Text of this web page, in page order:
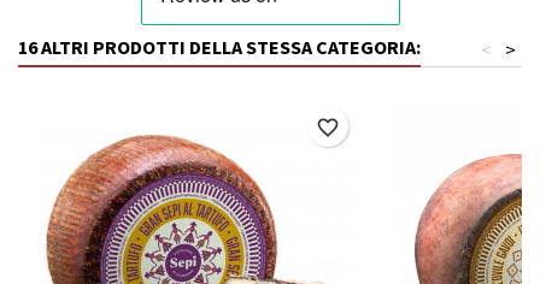
16 ALTRI PRODOTTI DELLA STESSA CATEGORIA: >
<
favorite_border